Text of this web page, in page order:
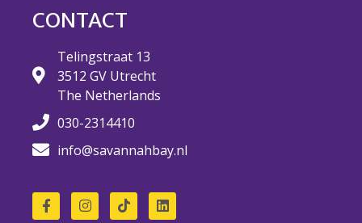
CONTACT
Telingstraat 13
3512 GV Utrecht
The Netherlands
030-2314410
info@savannahbay.nl